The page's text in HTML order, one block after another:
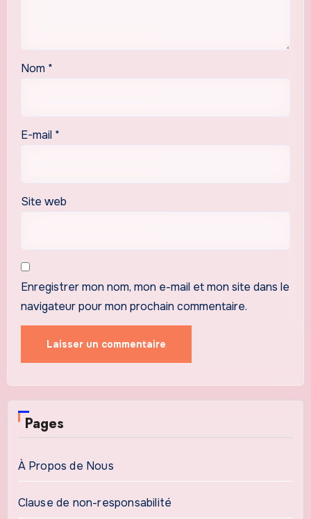
Nom *
E-mail *
Site web
Enregistrer mon nom, mon e-mail et mon site dans le
navigateur pour mon prochain commentaire.
Pages
À Propos de Nous
Clause de non-responsabilité